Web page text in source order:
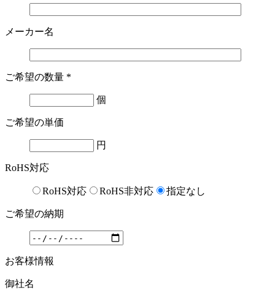
メーカー名
ご希望の数量 *
個
ご希望の単価
円
RoHS対応
RoHS対応 RoHS非対応 指定なし
ご希望の納期
お客様情報
御社名